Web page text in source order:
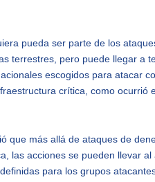
pueda ser parte de los
terrestres, pero puede llegar a
escogidos para atacar
crítica, como ocurrió
que más allá de ataques de
las acciones se pueden llevar
para los grupos